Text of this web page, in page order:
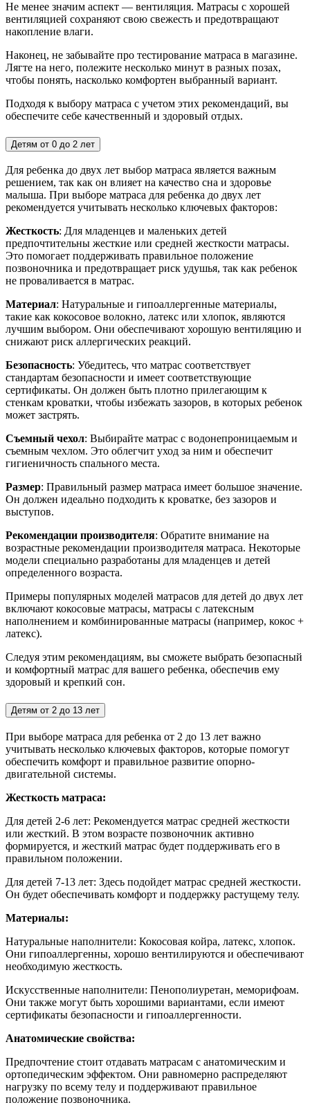
Не менее значим аспект — вентиляция. Матрасы с хорошей
вентиляцией сохраняют свою свежесть и предотвращают
накопление влаги.
Наконец, не забывайте про тестирование матраса в магазине.
Лягте на него, полежите несколько минут в разных позах,
чтобы понять, насколько комфортен выбранный вариант.
Подходя к выбору матраса с учетом этих рекомендаций, вы
обеспечите себе качественный и здоровый отдых.
Детям от 0 до 2 лет
Для ребенка до двух лет выбор матраса является важным
решением, так как он влияет на качество сна и здоровье
малыша. При выборе матраса для ребенка до двух лет
рекомендуется учитывать несколько ключевых факторов:
Жесткость: Для младенцев и маленьких детей
предпочтительны жесткие или средней жесткости матрасы.
Это помогает поддерживать правильное положение
позвоночника и предотвращает риск удушья, так как ребенок
не проваливается в матрас.
Материал: Натуральные и гипоаллергенные материалы,
такие как кокосовое волокно, латекс или хлопок, являются
лучшим выбором. Они обеспечивают хорошую вентиляцию и
снижают риск аллергических реакций.
Безопасность: Убедитесь, что матрас соответствует
стандартам безопасности и имеет соответствующие
сертификаты. Он должен быть плотно прилегающим к
стенкам кроватки, чтобы избежать зазоров, в которых ребенок
может застрять.
Съемный чехол: Выбирайте матрас с водонепроницаемым и
съемным чехлом. Это облегчит уход за ним и обеспечит
гигиеничность спального места.
Размер: Правильный размер матраса имеет большое значение.
Он должен идеально подходить к кроватке, без зазоров и
выступов.
Рекомендации производителя: Обратите внимание на
возрастные рекомендации производителя матраса. Некоторые
модели специально разработаны для младенцев и детей
определенного возраста.
Примеры популярных моделей матрасов для детей до двух лет
включают кокосовые матрасы, матрасы с латексным
наполнением и комбинированные матрасы (например, кокос +
латекс).
Следуя этим рекомендациям, вы сможете выбрать безопасный
и комфортный матрас для вашего ребенка, обеспечив ему
здоровый и крепкий сон.
Детям от 2 до 13 лет
При выборе матраса для ребенка от 2 до 13 лет важно
учитывать несколько ключевых факторов, которые помогут
обеспечить комфорт и правильное развитие опорно-
двигательной системы.
Жесткость матраса:
Для детей 2-6 лет: Рекомендуется матрас средней жесткости
или жесткий. В этом возрасте позвоночник активно
формируется, и жесткий матрас будет поддерживать его в
правильном положении.
Для детей 7-13 лет: Здесь подойдет матрас средней жесткости.
Он будет обеспечивать комфорт и поддержку растущему телу.
Материалы:
Натуральные наполнители: Кокосовая койра, латекс, хлопок.
Они гипоаллергенны, хорошо вентилируются и обеспечивают
необходимую жесткость.
Искусственные наполнители: Пенополиуретан, меморифоам.
Они также могут быть хорошими вариантами, если имеют
сертификаты безопасности и гипоаллергенности.
Анатомические свойства:
Предпочтение стоит отдавать матрасам с анатомическим и
ортопедическим эффектом. Они равномерно распределяют
нагрузку по всему телу и поддерживают правильное
положение позвоночника.